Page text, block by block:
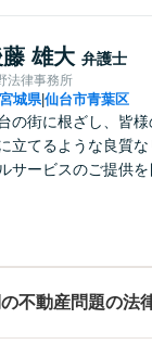
雄大 弁護士
法律事務所
宮城県|仙台市青葉区
の街に根ざし、皆様
立てるような良質な
サービスのご提供を
不動産問題の法